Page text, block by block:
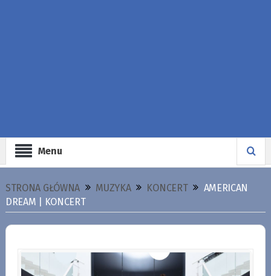
Menu
STRONA GŁÓWNA MUZYKA KONCERT
AMERICAN
DREAM | KONCERT